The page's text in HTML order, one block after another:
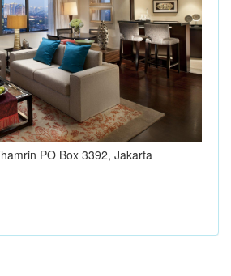
PO Box 3392, Jakarta